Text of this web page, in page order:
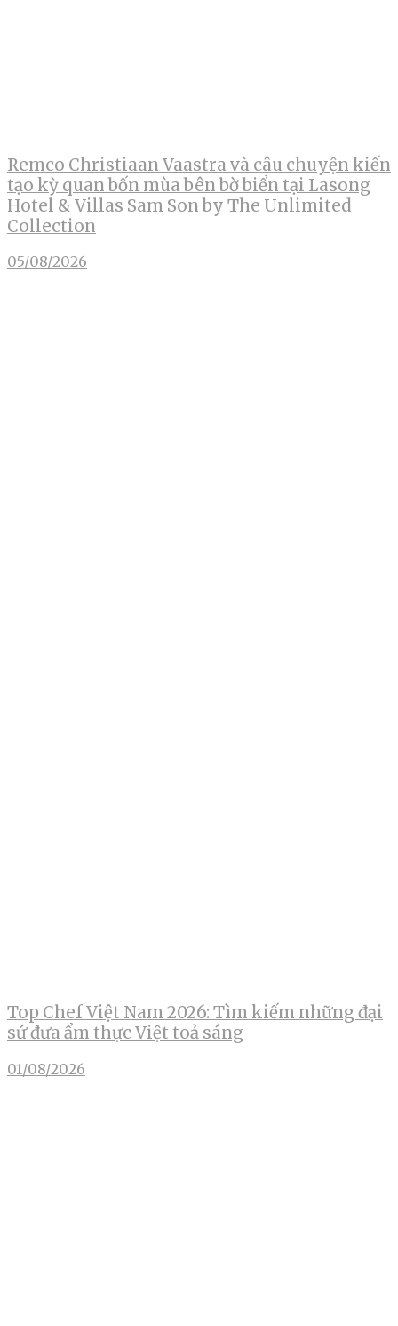
Remco Christiaan Vaastra và câu chuyện kiến
tạo kỳ quan bốn mùa bên bờ biển tại Lasong
Hotel & Villas Sam Son by The Unlimited
Collection
05/08/2026
Top Chef Việt Nam 2026: Tìm kiếm những đại
sứ đưa ẩm thực Việt toả sáng
01/08/2026